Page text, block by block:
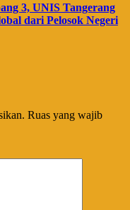
3, UNIS Tangerang
dari Pelosok Negeri
Ruas yang wajib